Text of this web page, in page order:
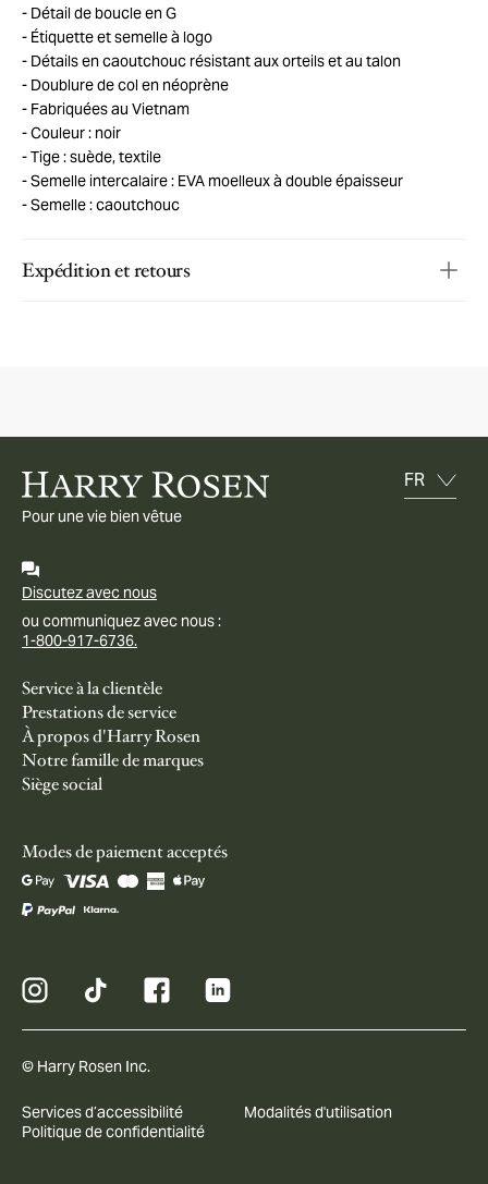
Détail de boucle en G
Étiquette et semelle à logo
Détails en caoutchouc résistant aux orteils et au talon
Doublure de col en néoprène
Fabriquées au Vietnam
Couleur : noir
Tige : suède, textile
Semelle intercalaire : EVA moelleux à double épaisseur
Semelle : caoutchouc
Expédition et retours
Pour une vie bien vêtue
Discutez avec nous
ou communiquez avec nous :
1-800-917-6736.
Service à la clientèle
Prestations de service
À propos d'Harry Rosen
Notre famille de marques
Siège social
Modes de paiement acceptés
© Harry Rosen Inc.
Services d’accessibilité
Modalités d'utilisation
Politique de confidentialité